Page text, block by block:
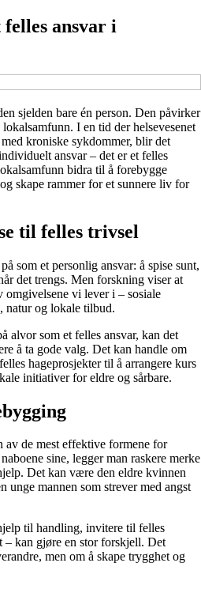
ansvar i
sjelden bare én person. Den påvirker
I en tid der helsevesenet
kroniske sykdommer, blir det
ansvar – det er et felles
bidra til å forebygge
skape rammer for et sunnere liv for
til felles trivsel
som et personlig ansvar: å spise sunt,
det trengs. Men forskning viser at
omgivelsene vi lever i – sosiale
natur og lokale tilbud.
alvor som et felles ansvar, kan det
å ta gode valg. Det kan handle om
hageprosjekter til å arrangere kurs
initiativer for eldre og sårbare.
av de mest effektive formene for
sine, legger man raskere merke
Det kan være den eldre kvinnen
unge mannen som strever med angst
til handling, invitere til felles
– kan gjøre en stor forskjell. Det
men om å skape trygghet og